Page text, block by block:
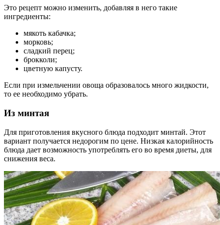
Это рецепт можно изменить, добавляя в него такие
ингредиенты:
мякоть кабачка;
морковь;
сладкий перец;
брокколи;
цветную капусту.
Если при измельчении овоща образовалось много жидкости,
то ее необходимо убрать.
Из минтая
Для приготовления вкусного блюда подходит минтай. Этот
вариант получается недорогим по цене. Низкая калорийность
блюда дает возможность употреблять его во время диеты, для
снижения веса.